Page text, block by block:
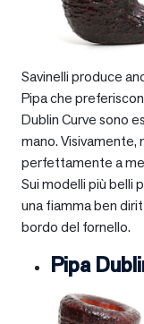
Savinelli produce
Pipa che
Dublin Curve sono
mano.
perfettamente a
Sui modelli più belli
una fiamma ben
bordo del fornello.
Pipa